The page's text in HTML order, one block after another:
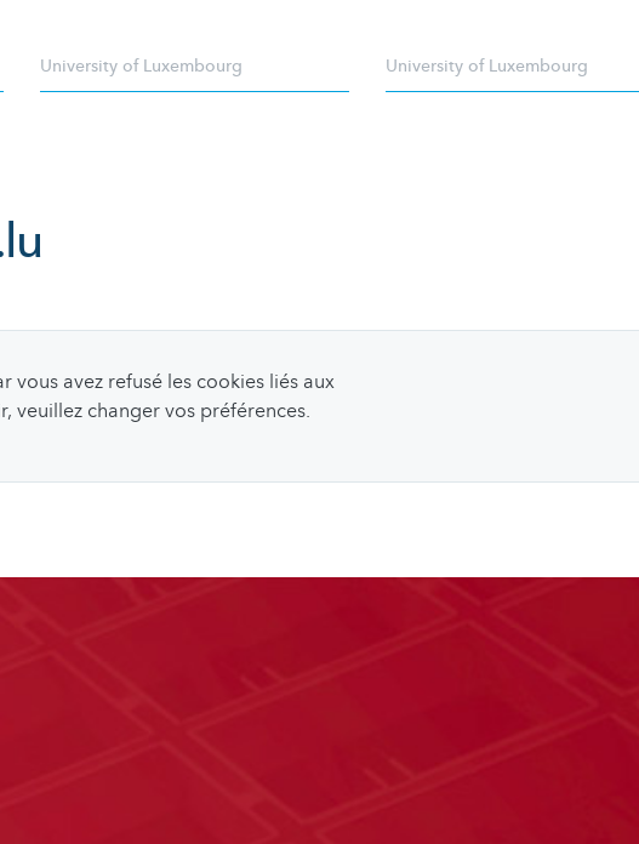
University of Luxembourg University of Luxembourg
vous avez refusé les cookies liés aux
veuillez changer vos préférences.